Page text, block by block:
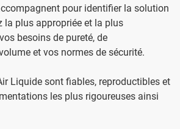
pour identifier la solution
la plus appropriée et la plus
besoins de pureté, de
et vos normes de sécurité.
Liquide sont fiables, reproductibles et
les plus rigoureuses ainsi